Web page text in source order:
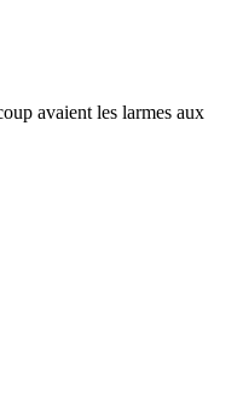
avaient les larmes aux